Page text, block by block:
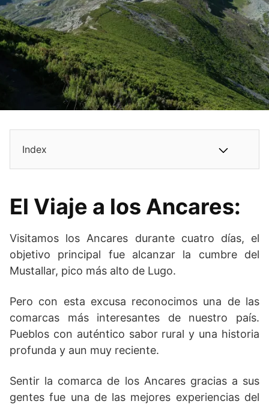
Index
El Viaje a los Ancares:
Visitamos los Ancares durante cuatro días, el
objetivo principal fue alcanzar la cumbre del
Mustallar, pico más alto de Lugo.
Pero con esta excusa reconocimos una de las
comarcas más interesantes de nuestro país.
Pueblos con auténtico sabor rural y una historia
profunda y aun muy reciente.
Sentir la comarca de los Ancares gracias a sus
gentes fue una de las mejores experiencias del